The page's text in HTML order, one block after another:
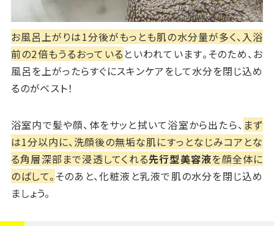
お風呂上がりは1分後がもっとも肌の水分量が多く、入浴
前の2倍もうるおっている といわれています。そのため、お
風呂を上がったらすぐにスキンケアをして水分を閉じ込め
るのがベスト！
浴室内で髪や顔、体をサッと拭いて浴室から出たら、 まず
は1分以内に、洗顔後の無垢な肌にすっとなじみコアとな
る角層深部まで浸透してくれる先行型美容液を顔全体に
のばして。 そのあと、化粧液と乳液で肌の水分を閉じ込め
ましょう。